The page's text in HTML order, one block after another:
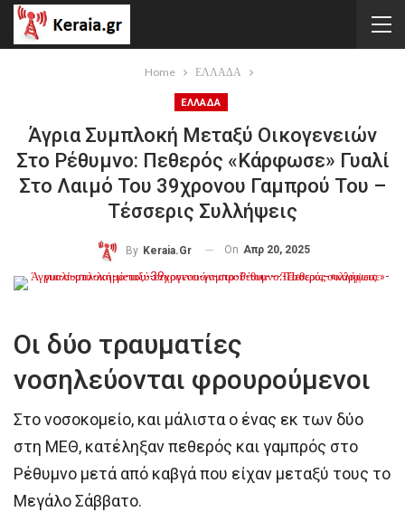
Home ΕΛΛΑΔΑ
ΕΛΛΑΔΑ
Άγρια Συμπλοκή Μεταξύ Οικογενειών
Στο Ρέθυμνο: Πεθερός «κάρφωσε» Γυαλί
Στο Λαιμό Του 39χρονου Γαμπρού Του –
Τέσσερις Συλλήψεις
By Keraia.gr On Απρ 20, 2025
Οι δύο τραυματίες
νοσηλεύονται φρουρούμενοι
Στο νοσοκομείο, και μάλιστα ο ένας εκ των δύο
στη ΜΕΘ, κατέληξαν πεθερός και γαμπρός στο
Ρέθυμνο μετά από καβγά που είχαν μεταξύ τους το
Μεγάλο Σάββατο.